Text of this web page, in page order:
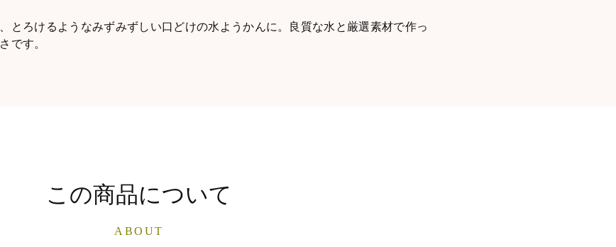
とろけるようなみずみずしい口どけの水ようかんに。良質な水と厳選素材で作っ
です。
この商品について
ABOUT